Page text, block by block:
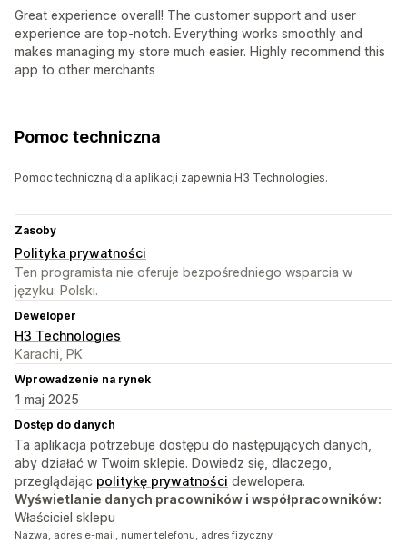
Great experience overall! The customer support and user
experience are top-notch. Everything works smoothly and
makes managing my store much easier. Highly recommend this
app to other merchants
Pomoc techniczna
Pomoc techniczną dla aplikacji zapewnia H3 Technologies.
Zasoby
Polityka prywatności
Ten programista nie oferuje bezpośredniego wsparcia w
języku: Polski.
Deweloper
H3 Technologies
Karachi, PK
Wprowadzenie na rynek
1 maj 2025
Dostęp do danych
Ta aplikacja potrzebuje dostępu do następujących danych,
aby działać w Twoim sklepie. Dowiedz się, dlaczego,
przeglądając politykę prywatności dewelopera.
Wyświetlanie danych pracowników i współpracowników:
Właściciel sklepu
Nazwa, adres e-mail, numer telefonu, adres fizyczny